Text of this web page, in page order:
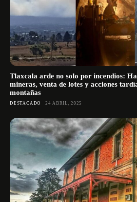
Tlaxcala arde no solo por incendios:
mineras, venta de lotes y acciones
montañas
DESTACADO 24 ABRIL, 2025